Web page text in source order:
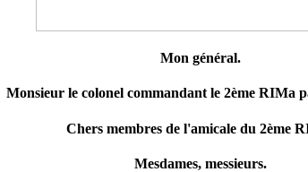
Mon général.
Monsieur le colonel commandant le 2ème RIMa
Chers membres de l'amicale du 2ème
Mesdames, messieurs.